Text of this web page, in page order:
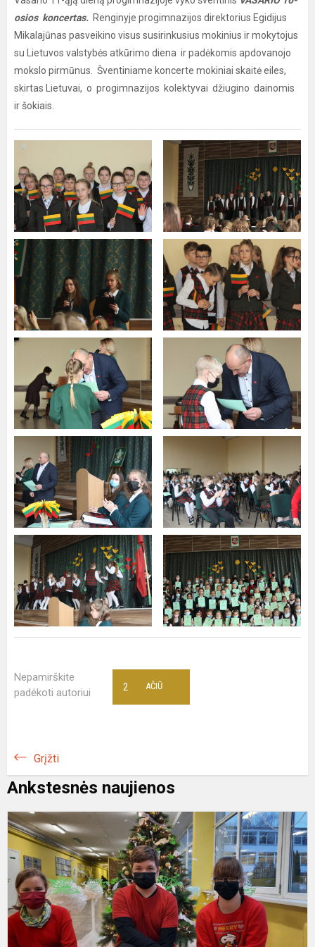
osios koncertas. Renginyje progimnazijos direktorius Egidijus
Mikalajūnas pasveikino visus susirinkusius mokinius ir mokytojus
su Lietuvos valstybės atkūrimo diena ir padėkomis apdovanojo
mokslo pirmūnus. Šventiniame koncerte mokiniai skaitė eiles,
skirtas Lietuvai, o progimnazijos kolektyvai džiugino dainomis
ir šokiais.
Nepamirškite
padėkoti autoriui
AČIŪ
2
Grįžti
Ankstesnės naujienos